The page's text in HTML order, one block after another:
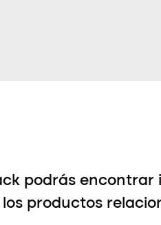
podrás
productos